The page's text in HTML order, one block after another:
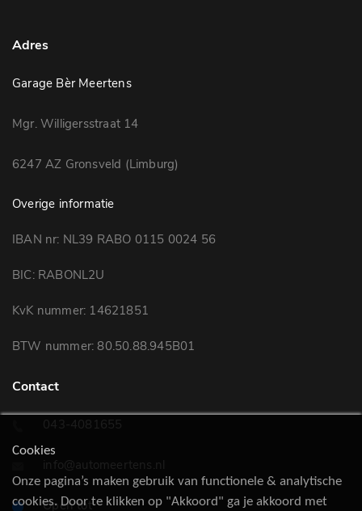
Adres
Garage Bèr Meertens
Mgr. Willigersstraat 14
6247 AZ Gronsveld (Limburg)
Overige informatie
IBAN nr: NL39 RABO 0115 0024 56
BIC: RABONL2U
KvK nummer: 14621851
BTW nummer: 80.50.88.945B01
Contact
043-4081655
info@automeertens.nl
Open tot
Cookies
Onze pagina’s maken gebruik van functionele & analytische
cookies. Door te klikken op "Akkoord" ga je akkoord met